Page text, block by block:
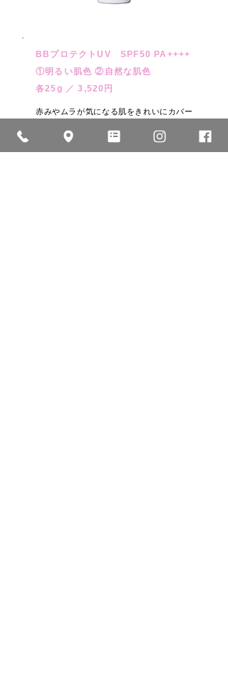
BBプロテクトUV SPF50 PA++++
①明るい肌色 ②自然な肌色
各25g ／ 3,520円
赤みやムラが気になる肌をきれいにカバー
け止め。